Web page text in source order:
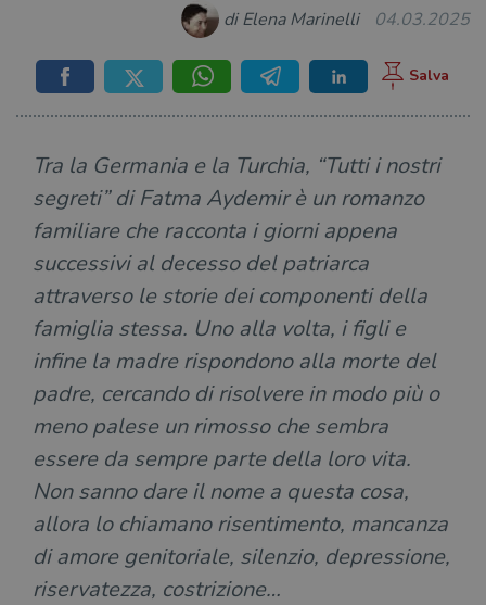
di Elena Marinelli 04.03.2025
Tra la Germania e la Turchia, “Tutti i nostri
segreti” di Fatma Aydemir è un romanzo
familiare che racconta i giorni appena
successivi al decesso del patriarca
attraverso le storie dei componenti della
famiglia stessa. Uno alla volta, i figli e
infine la madre rispondono alla morte del
padre, cercando di risolvere in modo più o
meno palese un rimosso che sembra
essere da sempre parte della loro vita.
Non sanno dare il nome a questa cosa,
allora lo chiamano risentimento, mancanza
di amore genitoriale, silenzio, depressione,
riservatezza, costrizione…